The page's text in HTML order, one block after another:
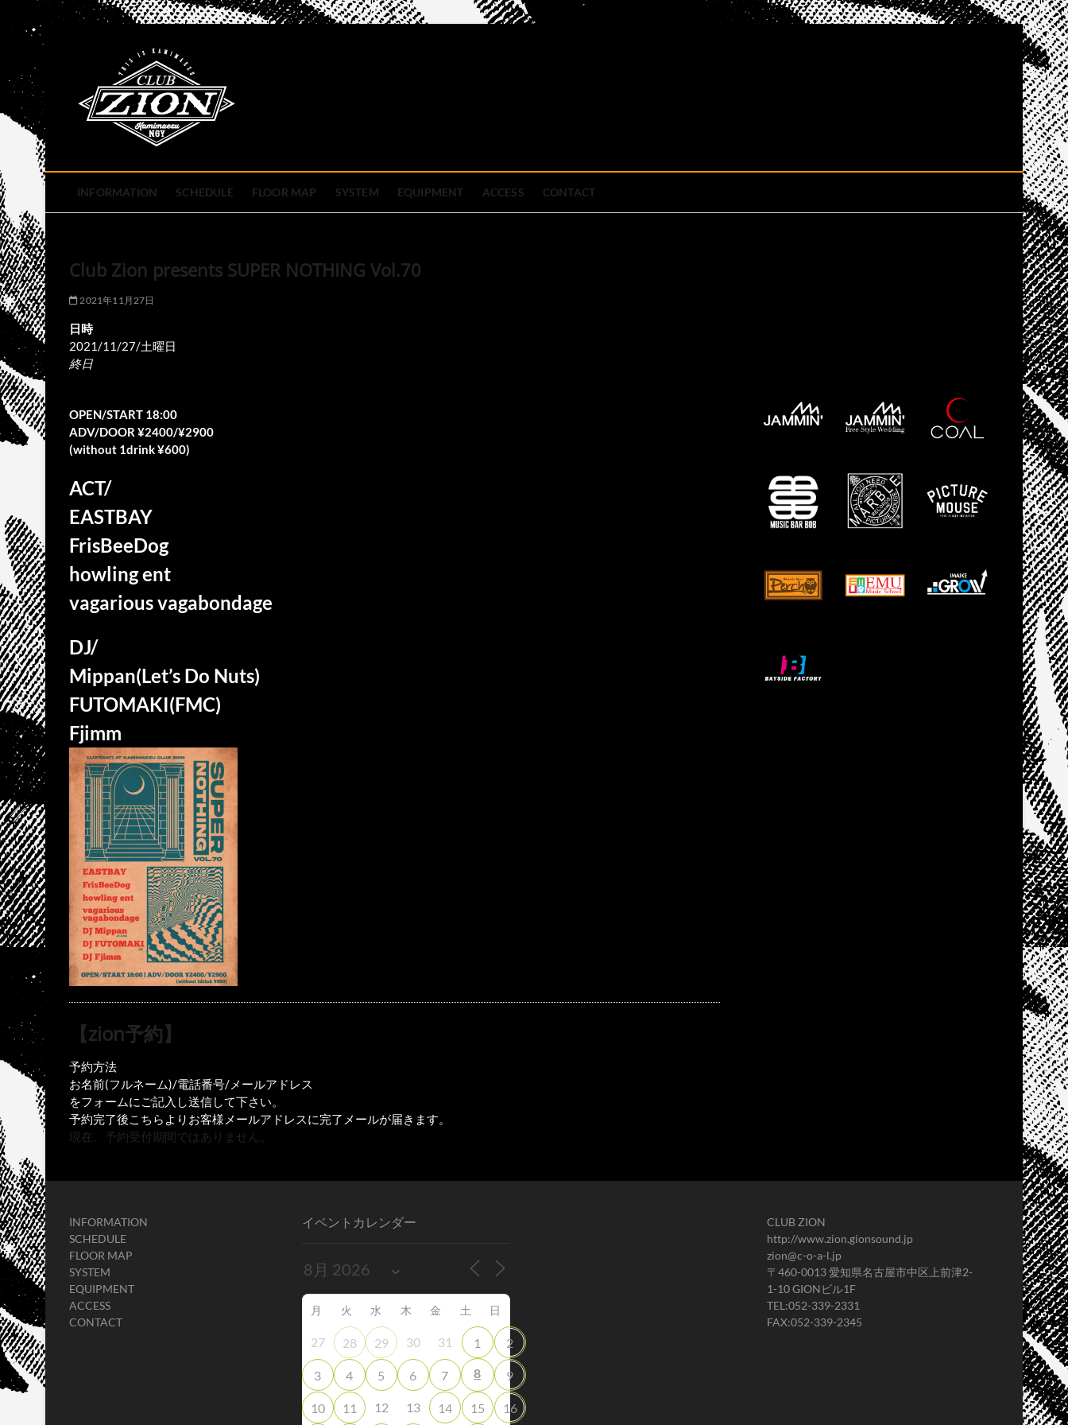
content
INFORMATION SCHEDULE FLOOR MAP SYSTEM EQUIPMENT ACCESS CONTACT
Club Zion presents SUPER NOTHING Vol.70
2021年11月27日
日時
2021/11/27/土曜日
終日
OPEN/START 18:00
ADV/DOOR ¥2400/¥2900
(without 1drink ¥600)
ACT/
EASTBAY
FrisBeeDog
howling ent
vagarious vagabondage
DJ/
Mippan(Let’s Do Nuts)
FUTOMAKI(FMC)
Fjimm
【zion予約】
予約方法
お名前(フルネーム)/電話番号/メールアドレス
をフォームにご記入し送信して下さい。
予約完了後こちらよりお客様メールアドレスに完了メールが届きます。
現在、予約受付期間ではありません。
INFORMATION
SCHEDULE
FLOOR MAP
SYSTEM
EQUIPMENT
ACCESS
CONTACT
イベントカレンダー
月 火 水 木 金 土 日
27 28 29 30 31 1 2
3 4 5 6 7 8 9
10 11 12 13 14 15 16
CLUB ZION
http://www.zion.gionsound.jp
zion@c-o-a-l.jp
〒460-0013 愛知県名古屋市中区上前津2-
1-10 GIONビル1F
TEL:052-339-2331
FAX:052-339-2345